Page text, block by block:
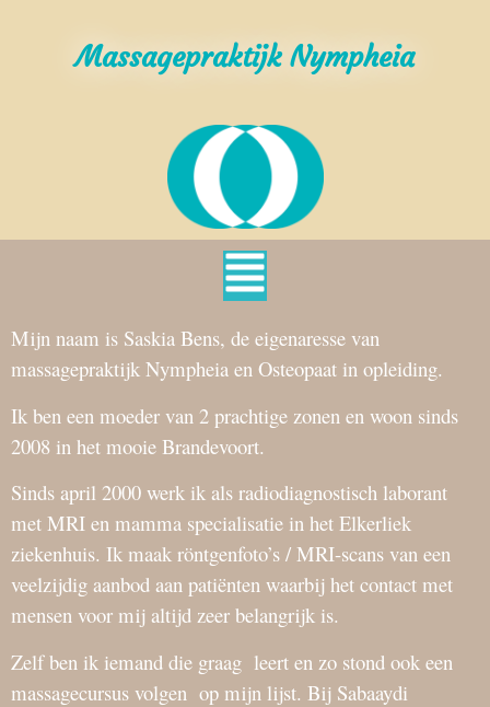
Massagepraktijk Nympheia
Mijn naam is Saskia Bens, de eigenaresse van
massagepraktijk Nympheia en Osteopaat in opleiding.
Ik ben een moeder van 2 prachtige zonen en woon sinds
2008 in het mooie Brandevoort.
Sinds april 2000 werk ik als radiodiagnostisch laborant
met MRI en mamma specialisatie in het Elkerliek
ziekenhuis. Ik maak röntgenfoto’s / MRI-scans van een
veelzijdig aanbod aan patiënten waarbij het contact met
mensen voor mij altijd zeer belangrijk is.
Zelf ben ik iemand die graag leert en zo stond ook een
massagecursus volgen op mijn lijst. Bij Sabaaydi